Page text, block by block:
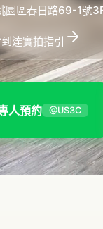
園區春日路69-1號
達實拍指引
人預約 @US3C